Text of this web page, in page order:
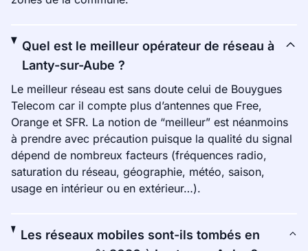
Quel est le meilleur opérateur de réseau à
Lanty-sur-Aube ?
Le meilleur réseau est sans doute celui de Bouygues
Telecom car il compte plus d’antennes que Free,
Orange et SFR. La notion de “meilleur” est néanmoins
à prendre avec précaution puisque la qualité du signal
dépend de nombreux facteurs (fréquences radio,
saturation du réseau, géographie, météo, saison,
usage en intérieur ou en extérieur…).
Les réseaux mobiles sont-ils tombés en